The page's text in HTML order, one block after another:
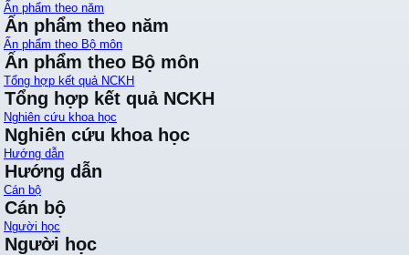
Ấn phẩm theo năm
Ấn phẩm theo năm
Ấn phẩm theo Bộ môn
Ấn phẩm theo Bộ môn
Tổng hợp kết quả NCKH
Tổng hợp kết quả NCKH
Nghiên cứu khoa học
Nghiên cứu khoa học
Hướng dẫn
Hướng dẫn
Cán bộ
Cán bộ
Người học
Người học